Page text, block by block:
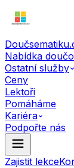
Nabídka
Ostatní služby
Ceny
Lektoři
Pomáháme
Kariéra
Podpořte nás
Zajistit lekce